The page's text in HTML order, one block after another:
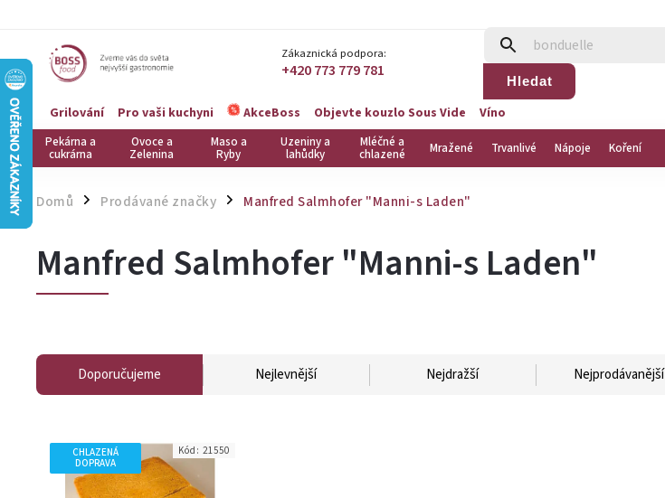
Zákaznická podpora:
+420 773 779 781 Hledat
Grilování Pro vaši kuchyni AkceBoss Objevte kouzlo Sous Vide Víno
Pekárna a
cukrárna
Ovoce a
Zelenina
Maso a
Ryby
Uzeniny a
lahůdky
Mléčné a
chlazené Mražené Trvanlivé Nápoje Koření
Domů / Prodávané značky / Manfred Salmhofer "Manni-s Laden"
Manfred Salmhofer "Manni-s Laden"
Doporučujeme Nejlevnější Nejdražší Nejprodávanější
CHLAZENÁ
DOPRAVA
Kód: 21550